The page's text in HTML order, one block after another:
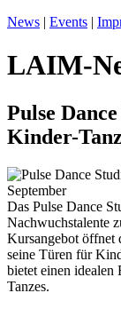
News | Events |
LAIM-
Pulse
Kinder-
Das Pulse Dance
Nachwuchstalente
Kursangebot öffnet
seine Türen für
bietet einen idealen
Tanzes.